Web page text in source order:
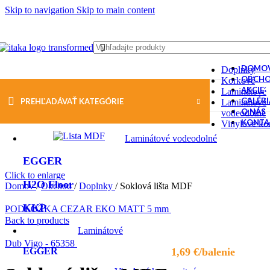
Skip to navigation Skip to main content
VYBER KATEGÓRIE
Doplnky
Korkové
Laminátové
Laminátové
vodeodolné
Vinylové
PREHĽADÁVAŤ KATEGÓRIE
Laminátové vodeodolné
EGGER
H2O Floor
KKP
Laminátové
EGGER
AKCIE
O NÁS
Click to enlarge
Domov/ Obchod/ Doplnky / Soklová lišta MDF
PODLOŽKA CEZAR EKO MATT 5 mm
1,69 €
Back to products
Dub Vigo - 65358